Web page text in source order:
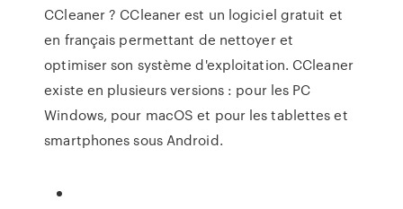
CCleaner ? CCleaner est un logiciel gratuit et
en français permettant de nettoyer et
optimiser son système d'exploitation. CCleaner
existe en plusieurs versions : pour les PC
Windows, pour macOS et pour les tablettes et
smartphones sous Android.